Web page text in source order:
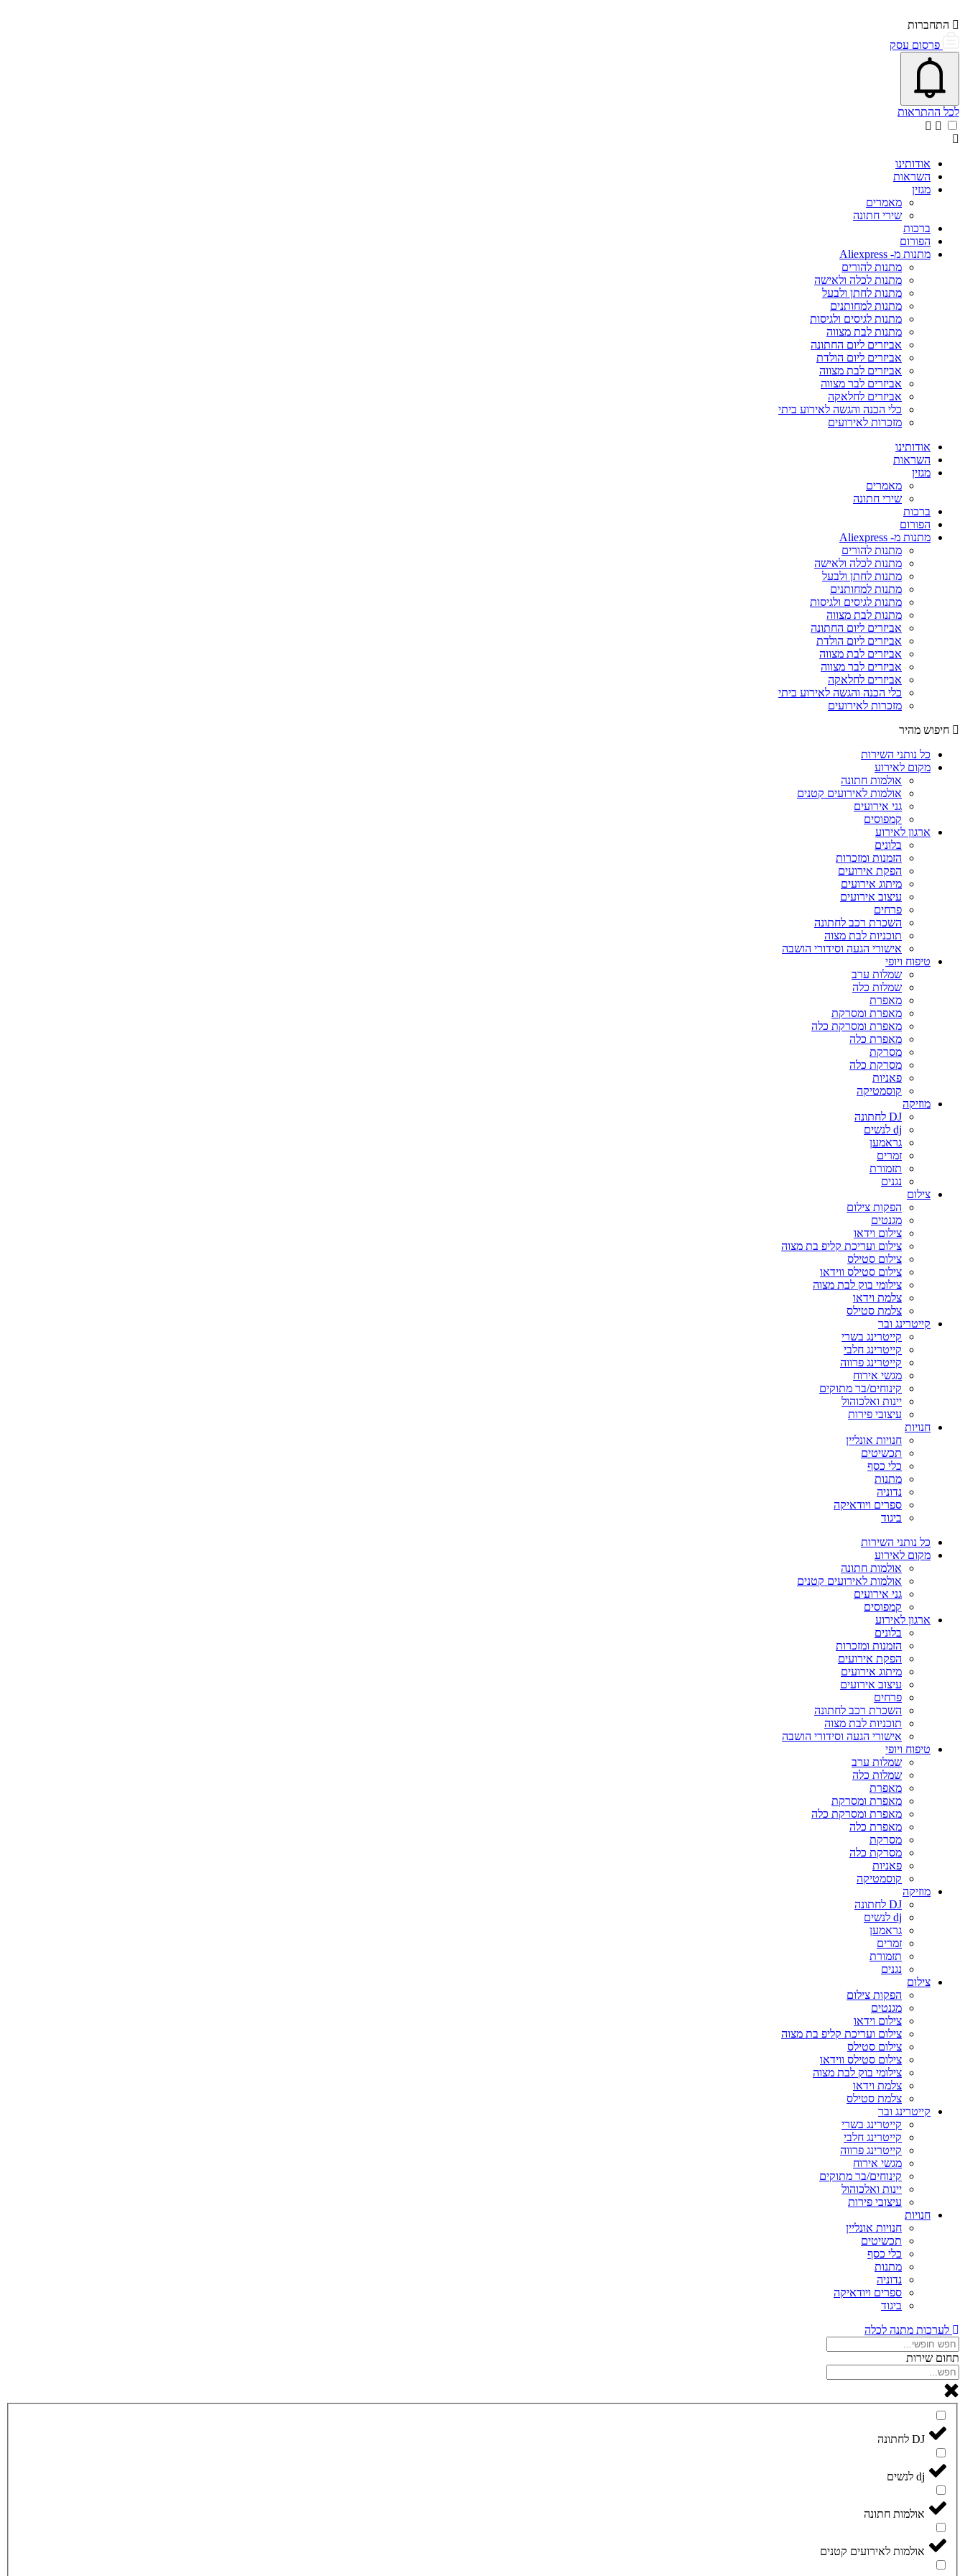
התחברות
פרסום עסק
פתיחת\סגירת מרכז התראות
אייקון פעמון
לכל ההתראות
אודותינו
השראות
מגזין
מאמרים
שירי חתונה
ברכות
הפורום
מתנות מ- Aliexpress
מתנות להורים
מתנות לכלה ולאישה
מתנות לחתן ולבעל
מתנות למחותנים
מתנות לגיסים ולגיסות
מתנות לבת מצווה
אביזרים ליום החתונה
אביזרים ליום הולדת
אביזרים לבת מצווה
אביזרים לבר מצווה
אביזרים לחלאקה
כלי הכנה והגשה לאירוע ביתי
מזכרות לאירועים
אודותינו
השראות
מגזין
מאמרים
שירי חתונה
ברכות
הפורום
מתנות מ- Aliexpress
מתנות להורים
מתנות לכלה ולאישה
מתנות לחתן ולבעל
מתנות למחותנים
מתנות לגיסים ולגיסות
מתנות לבת מצווה
אביזרים ליום החתונה
אביזרים ליום הולדת
אביזרים לבת מצווה
אביזרים לבר מצווה
אביזרים לחלאקה
כלי הכנה והגשה לאירוע ביתי
מזכרות לאירועים
חיפוש מהיר
כל נותני השירות
מקום לאירוע
אולמות חתונה
אולמות לאירועים קטנים
גני אירועים
קמפוסים
ארגון לאירוע
בלונים
הזמנות ומזכרות
הפקת אירועים
מיתוג אירועים
עיצוב אירועים
פרחים
השכרת רכב לחתונה
תוכניות לבת מצוה
אישורי הגעה וסידורי הושבה
טיפוח ויופי
שמלות ערב
שמלות כלה
מאפרת
מאפרת ומסרקת
מאפרת ומסרקת כלה
מאפרת כלה
מסרקת
מסרקת כלה
פאניות
קוסמטיקה
מוזיקה
DJ לחתונה
dj לנשים
גראמען
זמרים
תזמורת
נגנים
צילום
הפקות צילום
מגנטים
צילום וידאו
צילום ועריכת קליפ בת מצוה
צילום סטילס
צילום סטילס ווידאו
צילומי בוק לבת מצוה
צלמת וידאו
צלמת סטילס
קייטרינג ובר
קייטרינג בשרי
קייטרינג חלבי
קייטרינג פרווה
מגשי אירוח
קינוחים/בר מתוקים
יינות ואלכוהול
עיצובי פירות
חנויות
חנויות אונליין
תכשיטים
כלי כסף
מתנות
נדוניה
ספרים ויודאיקה
ביגוד
כל נותני השירות
מקום לאירוע
אולמות חתונה
אולמות לאירועים קטנים
גני אירועים
קמפוסים
ארגון לאירוע
בלונים
הזמנות ומזכרות
הפקת אירועים
מיתוג אירועים
עיצוב אירועים
פרחים
השכרת רכב לחתונה
תוכניות לבת מצוה
אישורי הגעה וסידורי הושבה
טיפוח ויופי
שמלות ערב
שמלות כלה
מאפרת
מאפרת ומסרקת
מאפרת ומסרקת כלה
מאפרת כלה
מסרקת
מסרקת כלה
פאניות
קוסמטיקה
מוזיקה
DJ לחתונה
dj לנשים
גראמען
זמרים
תזמורת
נגנים
צילום
הפקות צילום
מגנטים
צילום וידאו
צילום ועריכת קליפ בת מצוה
צילום סטילס
צילום סטילס ווידאו
צילומי בוק לבת מצוה
צלמת וידאו
צלמת סטילס
קייטרינג ובר
קייטרינג בשרי
קייטרינג חלבי
קייטרינג פרווה
מגשי אירוח
קינוחים/בר מתוקים
יינות ואלכוהול
עיצובי פירות
חנויות
חנויות אונליין
תכשיטים
כלי כסף
מתנות
נדוניה
ספרים ויודאיקה
ביגוד
לערכות מתנה לכלה
תחום שירות
DJ לחתונה
dj לנשים
אולמות חתונה
אולמות לאירועים קטנים